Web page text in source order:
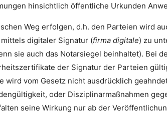
hinsichtlich öffentliche Urkunden
Weg erfolgen, d.h. den Parteien wird
digitaler Signatur (firma digitale) zu
sie auch das Notarsiegel beinhaltet). Bei
der Signatur der Parteien
vom Gesetz nicht ausdrücklich
oder Disziplinarmaßnahmen
seine Wirkung nur ab der